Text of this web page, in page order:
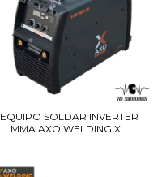
EQUIPO SOLDAR INVERTER
MMA AXO WELDING X...